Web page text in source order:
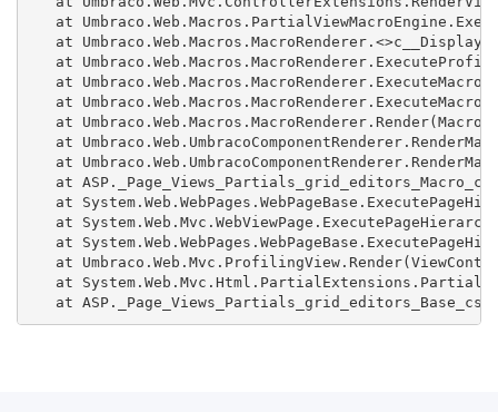
at
at
at
at
at
at
at
at
at
at
at
at
at
at
at